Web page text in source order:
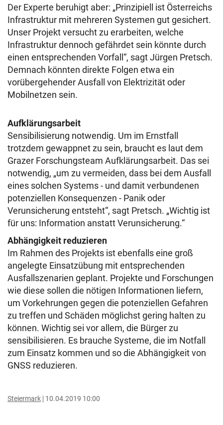
Der Experte beruhigt aber: „Prinzipiell ist Österreichs
Infrastruktur mit mehreren Systemen gut gesichert.
Unser Projekt versucht zu erarbeiten, welche
Infrastruktur dennoch gefährdet sein könnte durch
einen entsprechenden Vorfall“, sagt Jürgen Pretsch.
Demnach könnten direkte Folgen etwa ein
vorübergehender Ausfall von Elektrizität oder
Mobilnetzen sein.
Aufklärungsarbeit
Sensibilisierung notwendig. Um im Ernstfall
trotzdem gewappnet zu sein, braucht es laut dem
Grazer Forschungsteam Aufklärungsarbeit. Das sei
notwendig, „um zu vermeiden, dass bei dem Ausfall
eines solchen Systems - und damit verbundenen
potenziellen Konsequenzen - Panik oder
Verunsicherung entsteht“, sagt Pretsch. „Wichtig ist
für uns: Information anstatt Verunsicherung.“
Abhängigkeit reduzieren
Im Rahmen des Projekts ist ebenfalls eine groß
angelegte Einsatzübung mit entsprechenden
Ausfallszenarien geplant. Projekte und Forschungen
wie diese sollen die nötigen Informationen liefern,
um Vorkehrungen gegen die potenziellen Gefahren
zu treffen und Schäden möglichst gering halten zu
können. Wichtig sei vor allem, die Bürger zu
sensibilisieren. Es brauche Systeme, die im Notfall
zum Einsatz kommen und so die Abhängigkeit von
GNSS reduzieren.
Steiermark 10.04.2019 10:00